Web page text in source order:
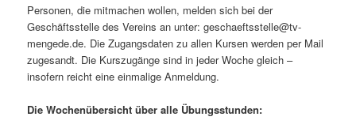
Personen, die mitmachen wollen, melden sich bei der
Geschäftsstelle des Vereins an unter: geschaeftsstelle@tv-
mengede.de. Die Zugangsdaten zu allen Kursen werden per Mail
zugesandt. Die Kurszugänge sind in jeder Woche gleich –
insofern reicht eine einmalige Anmeldung.
Die Wochenübersicht über alle Übungsstunden: